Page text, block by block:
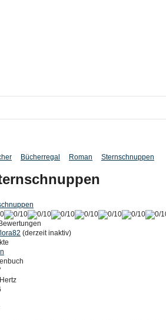
Bücherregal Roman Sternschnuppen
(derzeit inaktiv)